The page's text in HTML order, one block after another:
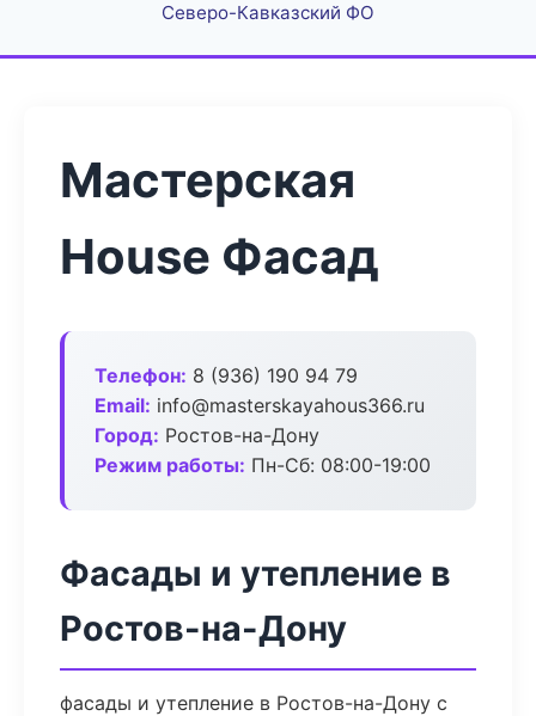
Северо-Кавказский ФО
Мастерская
House Фасад
Телефон: 8 (936) 190 94 79
Email: info@masterskayahous366.ru
Город: Ростов-на-Дону
Режим работы: Пн-Сб: 08:00-19:00
Фасады и утепление в
Ростов-на-Дону
фасады и утепление в Ростов-на-Дону с